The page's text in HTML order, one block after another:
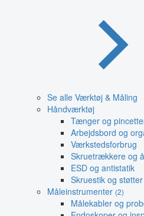
Se alle Værktøj & Måling
Håndværktøj
Tænger og
Arbejdsbord og
Værkstedsforbrug
Skruetrækkere og
ESD og antistatik
Skruestik og støtter
Måleinstrumenter (2)
Målekabler og